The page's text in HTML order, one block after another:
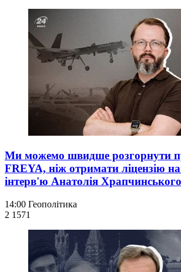
Ми можемо швидше розгорнути
FREYA, ніж отримати ліцензію
інтерв'ю Анатолія Храпчинського
14:00 Геополітика
2 1571